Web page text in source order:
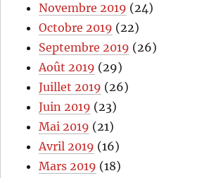
Novembre 2019 (24)
Octobre 2019 (22)
Septembre 2019 (26)
Août 2019 (29)
Juillet 2019 (26)
Juin 2019 (23)
Mai 2019 (21)
Avril 2019 (16)
Mars 2019 (18)